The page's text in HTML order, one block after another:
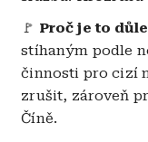
🚩 Proč je to
stíhaným podle
činnosti pro cizí
zrušit, zároveň
Číně.